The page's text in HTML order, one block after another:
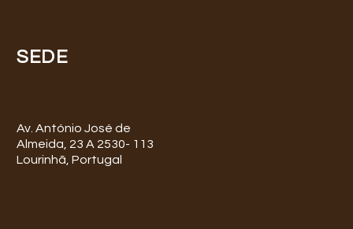
SEDE
Av. António José de
Almeida, 23 A 2530- 113
Lourinhã, Portugal